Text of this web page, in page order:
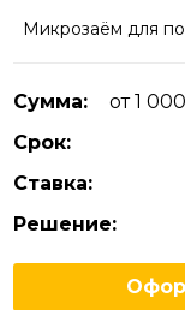
Микрозаём для
Сумма:
от 1
Срок:
Ставка:
Решение: